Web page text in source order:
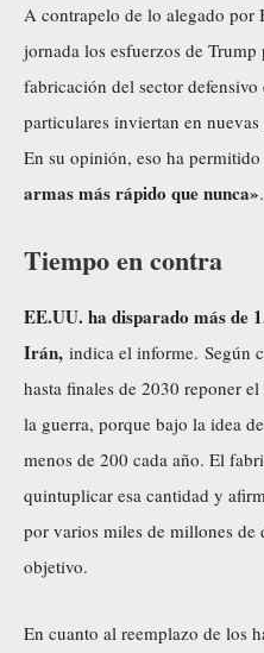
A contrapelo de lo alegado por
jornada los esfuerzos de
fabricación del sector
particulares inviertan en
En su opinión, eso ha
armas más rápido que nunca».
Tiempo en contra
EE.UU. ha disparado más de
Irán, indica el informe. Según
hasta finales de 2030 reponer
la guerra, porque bajo la idea
menos de 200 cada año. El
quintuplicar esa cantidad y
por varios miles de millones de
objetivo.
En cuanto al reemplazo de los